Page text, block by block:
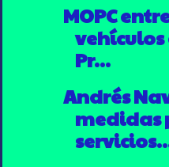
MOPC
Pr...
Andrés
medidas